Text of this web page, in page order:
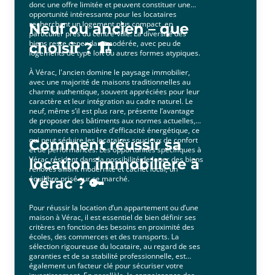
donc une offre limitée et peuvent constituer une
opportunité intéressante pour les locataires
recherchant un logement plus compact, en
particulier près du centre-ville. La diversité des
biens reste cependant modérée, avec peu de
logements de type loft ou autres formes atypiques.
Neuf ou ancien – que
choisir ? 🏗️
À Vérac, l'ancien domine le paysage immobilier,
avec une majorité de maisons traditionnelles au
charme authentique, souvent appréciées pour leur
caractère et leur intégration au cadre naturel. Le
neuf, même s’il est plus rare, présente l’avantage
de proposer des bâtiments aux normes actuelles,
notamment en matière d’efficacité énergétique, ce
qui peut séduire les locataires soucieux de confort
et de performances. Les opportunités spécifiques à
Vérac résident dans la possibilité de louer des biens
rénovés alliant modernité et cachet local, un
équilibre prisé sur ce marché.
Comment réussir sa
location immobilière à
Vérac ? 🔑
Pour réussir la location d’un appartement ou d’une
maison à Vérac, il est essentiel de bien définir ses
critères en fonction des besoins en proximité des
écoles, des commerces et des transports. La
sélection rigoureuse du locataire, au regard de ses
garanties et de sa stabilité professionnelle, est
également un facteur clé pour sécuriser votre